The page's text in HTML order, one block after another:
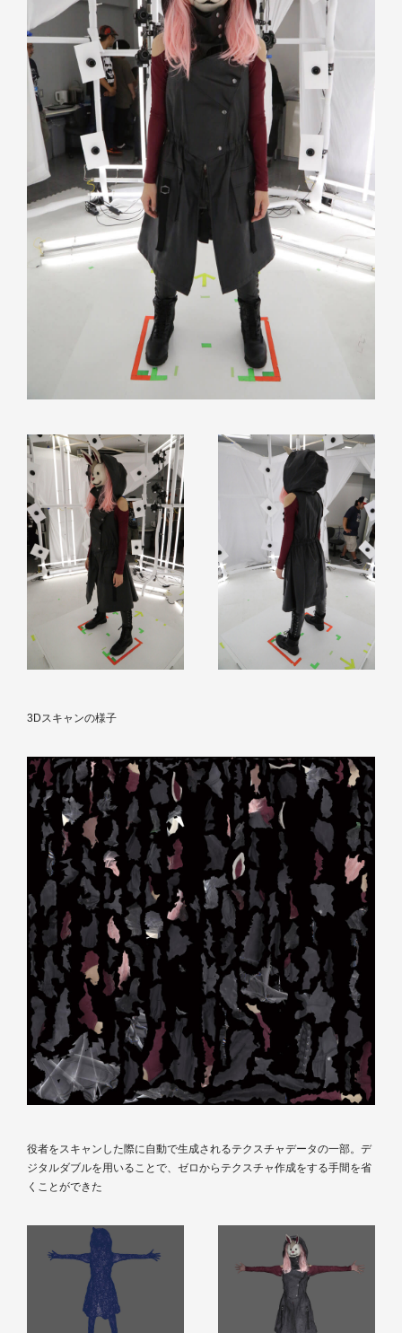
3Dスキャンの様子
役者をスキャンした際に自動で生成されるテクスチャデータの一部。デ
ジタルダブルを用いることで、ゼロからテクスチャ作成をする手間を省
くことができた